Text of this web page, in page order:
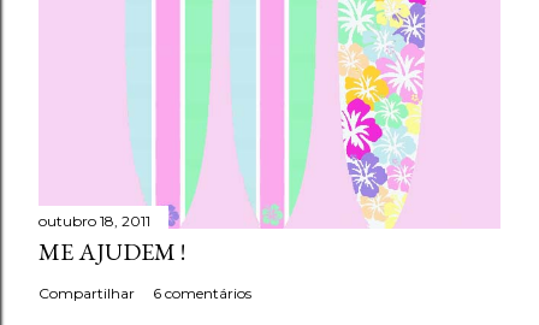
outubro 18, 2011
ME AJUDEM !
Compartilhar 6 comentários